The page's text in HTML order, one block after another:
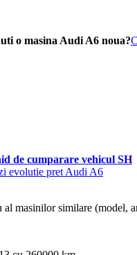
o masina Audi A6 noua?
de cumparare vehicul SH
evolutie pret Audi A6
masinilor similare (model,